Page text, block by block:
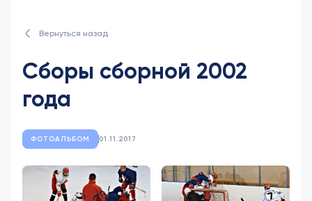
Вернуться назад
Сборы сборной 2002
года
ФОТОАЛЬБОМ 01.11.2017